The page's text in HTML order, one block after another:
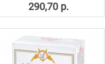
290,70 р.